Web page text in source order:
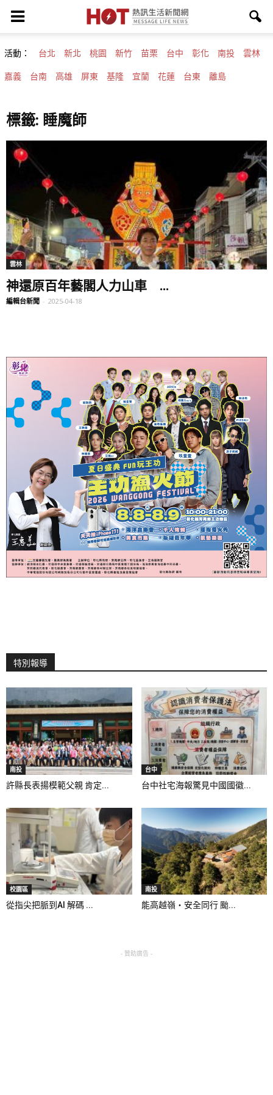
活動： 台北 新北 桃園 新竹 苗栗 台中 彰化 南投 雲林
嘉義 台南 高雄 屏東 基隆 宜蘭 花蓮 台東 離島
標籤: 睡魔師
雲林
神還原百年藝閣人力山車 ...
編輯台新聞 - 2025-04-18
特別報導
南投
許縣長表揚模範父親 肯定...
台中
台中社宅海報驚見中國國徽...
校園區
從指尖把脈到AI 解碼 ...
南投
能高越嶺‧安全同行 颱...
- 贊助廣告 -